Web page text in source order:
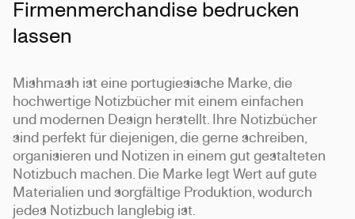
Firmenmerchandise bedrucken
lassen
Mishmash ist eine portugiesische Marke, die
hochwertige Notizbücher mit einem einfachen
und modernen Design herstellt. Ihre Notizbücher
sind perfekt für diejenigen, die gerne schreiben,
organisieren und Notizen in einem gut gestalteten
Notizbuch machen. Die Marke legt Wert auf gute
Materialien und sorgfältige Produktion, wodurch
jedes Notizbuch langlebig ist.